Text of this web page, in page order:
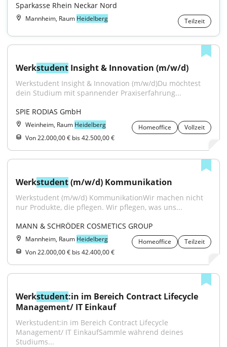
Sparkasse Rhein Neckar Nord
Mannheim, Raum Heidelberg Teilzeit
Werkstudent Insight & Innovation (m/w/d)
Werkstudent Insight & Innovation (m/w/d)Du möchtest
dein Studium mit spannender Praxiserfahrung...
SPIE RODIAS GmbH
Weinheim, Raum Heidelberg Homeoffice
Vollzeit
Von 22.000,00 € bis 42.500,00 €
Werkstudent (m/w/d) Kommunikation
Werkstudent (m/w/d) KommunikationWir machen nicht
nur Produkte, die pflegen. Wir pflegen, was uns...
MANN & SCHRÖDER COSMETICS GROUP
Mannheim, Raum Heidelberg Homeoffice
Teilzeit
Von 22.000,00 € bis 42.400,00 €
Werkstudent:in im Bereich Contract Lifecycle
Management/ IT Einkauf
Werkstudent:in im Bereich Contract Lifecycle
Management/ IT EinkaufSammle während deines
Studiums...